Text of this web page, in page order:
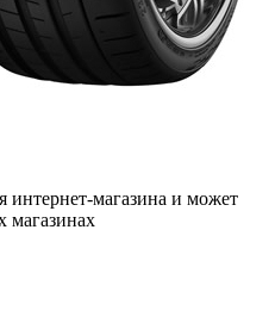
интернет-магазина и может
магазинах